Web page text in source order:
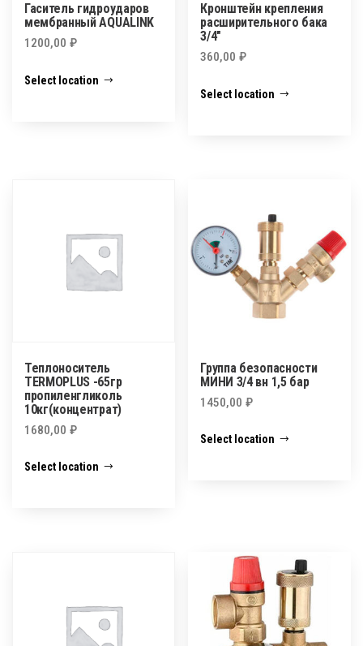
Гаситель гидроударов
мембранный AQUALINK
1200,00 ₽
Select location
Кронштейн крепления
расширительного бака
3/4″
360,00₽
Select location
Теплоноситель
TERMOPLUS -65гр
пропиленгликоль
10кг(концентрат)
1680,00 ₽
Select location
Группа безопасности
МИНИ 3/4 вн 1,5 бар
1450,00₽
Select location